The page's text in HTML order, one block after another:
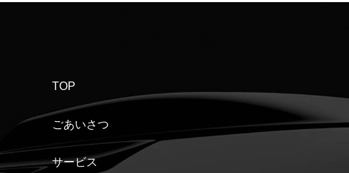
TOP
ごあいさつ
サービス